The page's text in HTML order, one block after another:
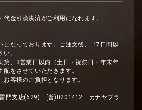
代金引換決済がご利用になれます。
となっております。ご注文後、『7日間以
。
第、3営業日以内（土日・祝祭日・年末年
をさせていただきます。
お客様のご負担となります。
雷門支店(629) (普)0201412 カナヤブラ